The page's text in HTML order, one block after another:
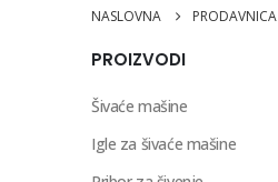
NASLOVNA PRODAVNICA
PROIZVODI
Šivaće mašine
Igle za šivaće mašine